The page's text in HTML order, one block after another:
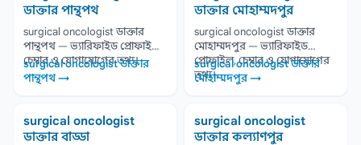
ডাক্তার পান্থপথ
surgical oncologist ডাক্তার
পান্থপথ — ভ্যারিফাইড প্রোফাইল,
চেম্বার ও যোগাযোগের তথ্য।
surgical oncologist ডাক্তার
পান্থপথ →
ডাক্তার মোহাম্মদপুর
surgical oncologist ডাক্তার
মোহাম্মদপুর — ভ্যারিফাইড
প্রোফাইল, চেম্বার ও যোগাযোগের
তথ্য।
surgical oncologist ডাক্তার
মোহাম্মদপুর →
surgical oncologist
ডাক্তার বাড্ডা
surgical oncologist
ডাক্তার কল্যাণপুর